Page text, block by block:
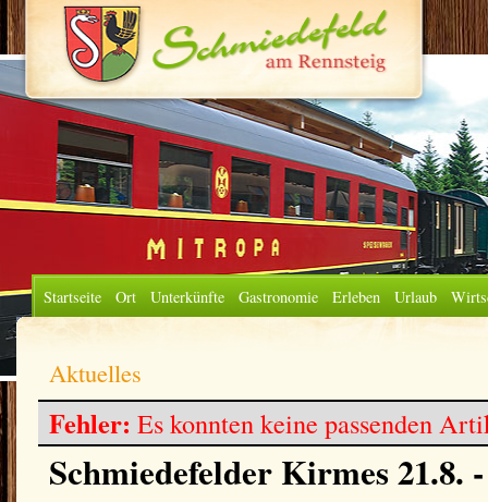
Startseite Ort Unterkünfte Gastronomie Erleben Urlaub
Aktuelles
Fehler: Es konnten keine passenden
Schmiedefelder Kirmes 21.8. -